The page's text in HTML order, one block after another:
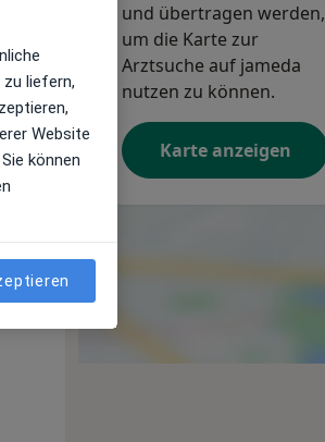
Di,
und übertragen werden,
um die Karte zur
Arztsuche auf jameda
nutzen zu können.
Karte anzeigen
liefern,
Website
können